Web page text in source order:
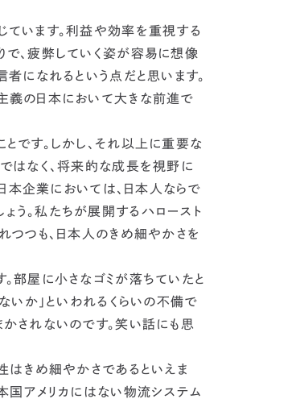
います。利益や効率を重視する
、疲弊していく姿が容易に想像
になれるという点だと思います。
義の日本において大きな前進で
です。しかし、それ以上に重要な
はなく、将来的な成長を視野に
本企業においては、日本人ならで
う。私たちが展開するハロースト
つつも、日本人のきめ細やかさを
部屋に小さなゴミが落ちていたと
いか」といわれるくらいの不備で
されないのです。笑い話にも思
はきめ細やかさであるといえま
国アメリカにはない物流システム